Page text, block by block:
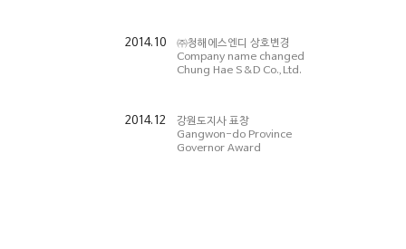
2014.10
㈜청해에스엔디 상호변경
Company name changed
Chung Hae S&D Co.,Ltd.
2014.12
강원도지사 표창
Gangwon-do Province
Governor Award